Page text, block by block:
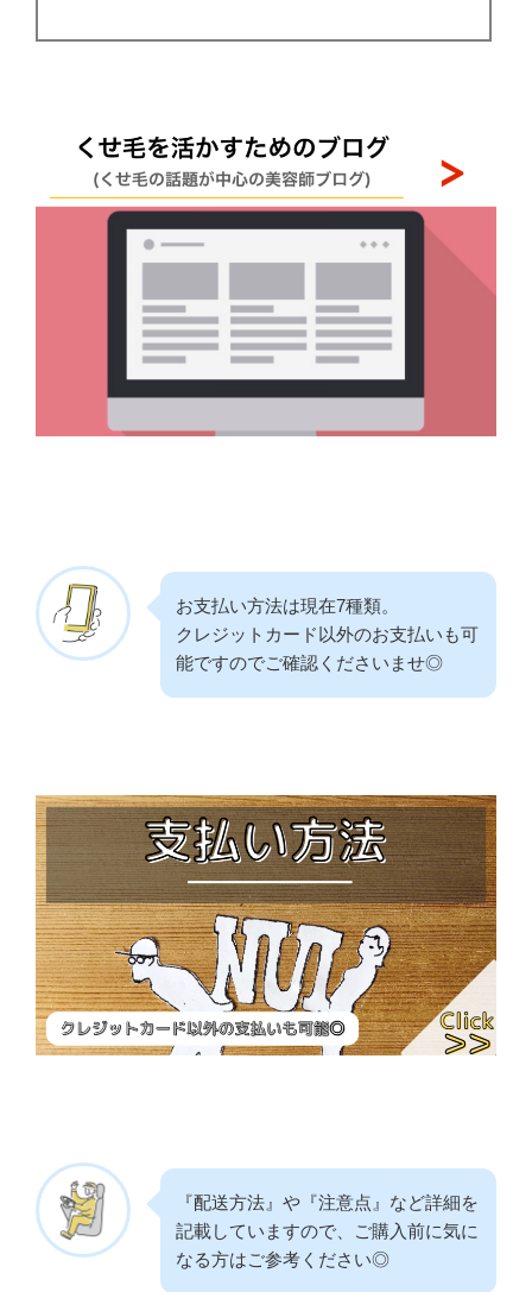
お支払い方法は現在7種類。
クレジットカード以外のお支払いも可
能ですのでご確認くださいませ◎
『配送方法』や『注意点』など詳細を
記載していますので、ご購入前に気に
なる方はご参考ください◎